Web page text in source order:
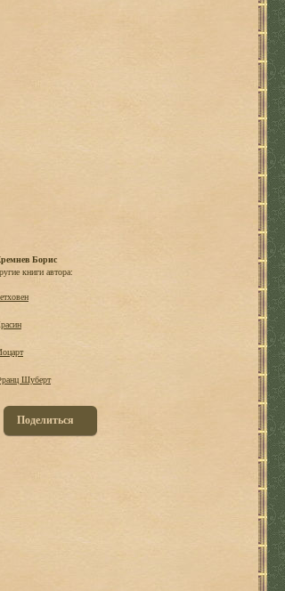
Борис
книги автора:
Шуберт
Поделиться